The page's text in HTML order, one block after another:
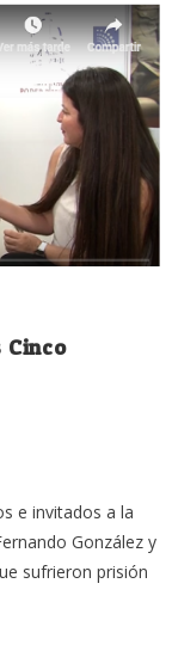
Cinco
e invitados a la
González y
sufrieron prisión